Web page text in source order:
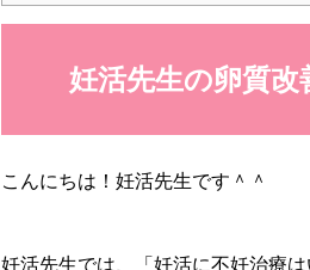
妊活先生の卵質改
こんにちは！妊活先生です＾＾
妊活先生では、「妊活に不妊治療